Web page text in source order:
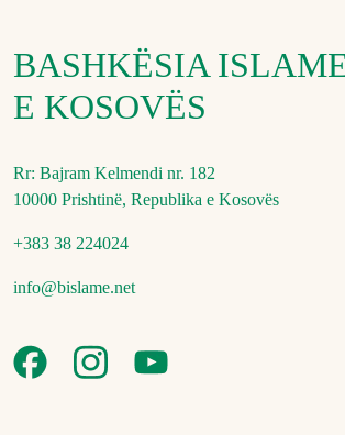
BASHKËSIA
E KOSOVËS
Rr: Bajram Kelmendi nr. 182
10000 Prishtinë, Republika e Kosovës
+383 38 224024
info@bislame.net